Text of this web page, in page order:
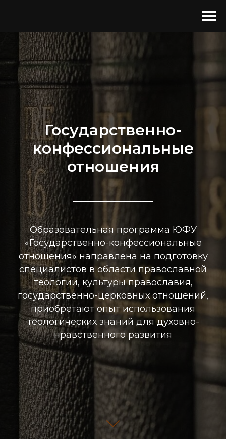
Государственно-
конфессиональные
отношения
Образовательная программа ЮФУ
«Государственно-конфессиональные
отношения» направлена на подготовку
специалистов в области православной
теологии, культуры православия,
государственно-церковных отношений,
приобретают опыт использования
теологических знаний для духовно-
нравственного развития